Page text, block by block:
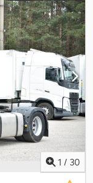
vairo
istorija, vairo
– žemėlapiu
XL“ Baterijų
(2 baterijos)
dyzelinis
I-shift
60 tonų
parinktys:
arba Powertronic
lėtinimas D13K-
AEBS
patogumas
kondicionierius su
1 / 30